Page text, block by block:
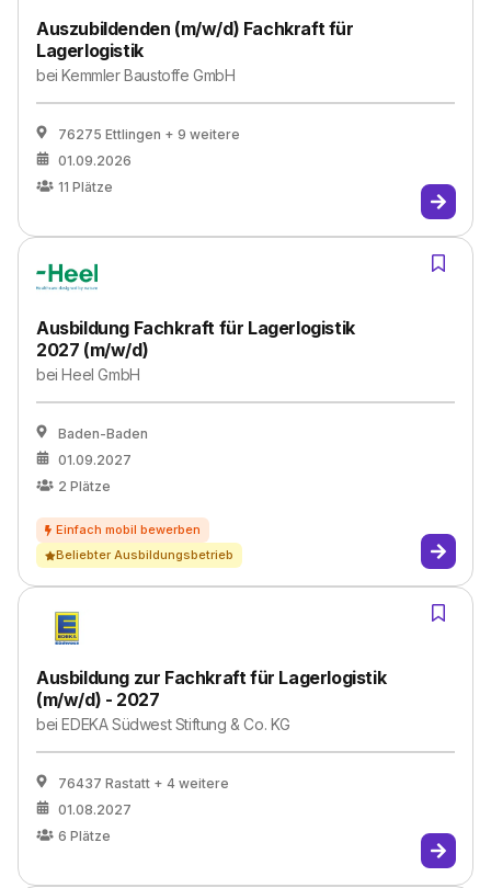
Auszubildenden (m/w/d) Fachkraft für
Lagerlogistik
beiKemmler Baustoffe GmbH
76275 Ettlingen + 9 weitere
01.09.2026
11 Plätze
Ausbildung Fachkraft für Lagerlogistik
2027 (m/w/d)
beiHeel GmbH
Baden-Baden
01.09.2027
2 Plätze
Beliebter Ausbildungsbetrieb
Ausbildung zur Fachkraft für Lagerlogistik
(m/w/d) - 2027
beiEDEKA Südwest Stiftung & Co. KG
76437 Rastatt + 4 weitere
01.08.2027
6 Plätze